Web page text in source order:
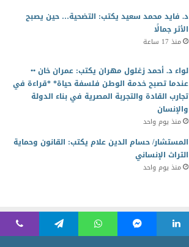
د. فايد محمد سعيد يكتب: التضحية… حين يصبح
الأثر جمالًا
منذ 17 ساعة
لواء د. أحمد زغلول مهران يكتب: عمران خان ••
عندما تصبح خدمة الوطن فلسفة حياة* *قراءة في
تجارب القادة والتجربة المصرية في بناء الدولة
والإنسان
منذ يوم واحد
المستشار/ حسام الدين علام يكتب: القانون وحماية
التراث الإنساني
منذ يوم واحد